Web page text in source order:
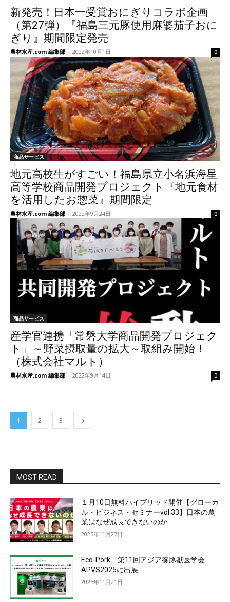
新発売！日本一受賞おにぎりコラボ企画
（第27弾）『福島三元豚使用麻婆茄子おに
ぎり』期間限定発売
農林水産.com 編集部 - 2022年10月1日 0
商品サービス
地元高校生がすごい！福島県立小名浜海星
高等学校商品開発プロジェクト『地元食材
を活用したお惣菜』期間限定
農林水産.com 編集部 - 2022年9月24日 0
商品サービス
産学官連携「常磐大学商品開発プロジェク
ト」～野菜摂取量の拡大～取組み開始！
（株式会社マルト）
農林水産.com 編集部 - 2022年9月14日 0
1 2 3
MOST READ
１月10日無料ハイブリッド開催【グローカ
ル・ビジネス・セミナーvol.33】日本の農
業はなぜ成長できないのか
2025年11月27日
Eco-Pork、第11回アジア養豚獣医学会
APVS2025に出展
2025年11月21日